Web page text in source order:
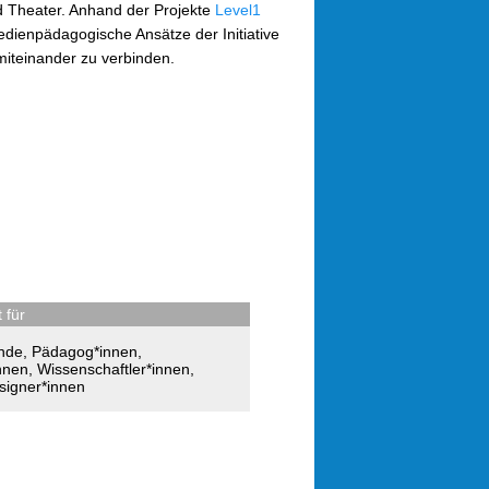
Anhand der Projekte Level1
Ansätze der Initiative
zu verbinden.
für
Pädagog*innen
Wissenschaftler*innen